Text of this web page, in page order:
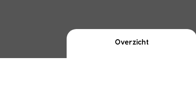
Overzicht